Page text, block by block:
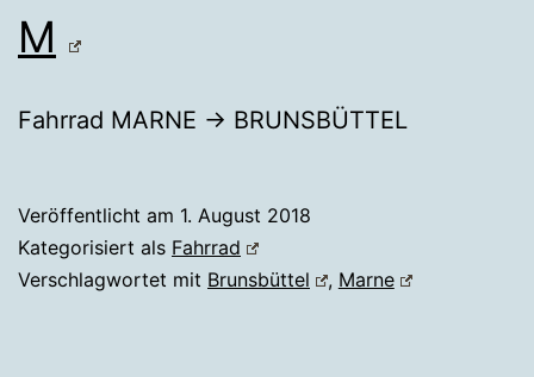
M
Fahrrad MARNE → BRUNSBÜTTEL
Veröffentlicht am 1. August 2018
Kategorisiert als Fahrrad
Verschlagwortet mit Brunsbüttel , Marne